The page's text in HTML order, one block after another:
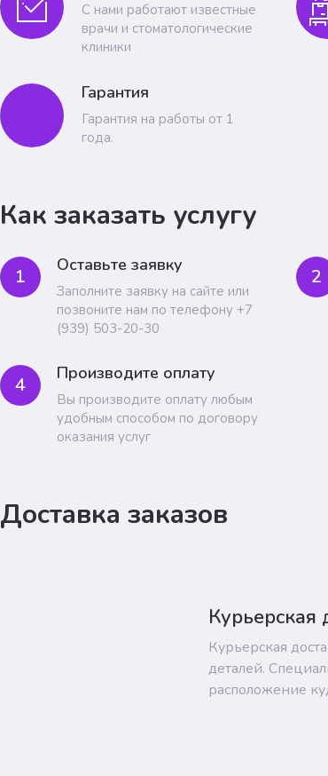
С нами работают известные
врачи и стоматологические
клиники
Гарантия
Гарантия на работы от 1
года.
Как заказать услугу
1 Оставьте заявку
Заполните заявку на сайте или
позвоните нам по телефону +7
(939) 503-20-30
2
4 Производите оплату
Вы производите оплату любым
удобным способом по договору
оказания услуг
Доставка заказов
Курьерская
Курьерская
деталей.
расположение